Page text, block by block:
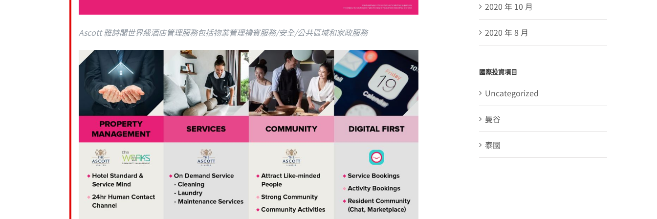
Ascott 雅詩閣世界級酒店管理服務包括物業管理禮賓服務/安全/公共區域和家政服務
2020 年 10 月
2020 年 8 月
國際投資項目
Uncategorized
曼谷
泰國